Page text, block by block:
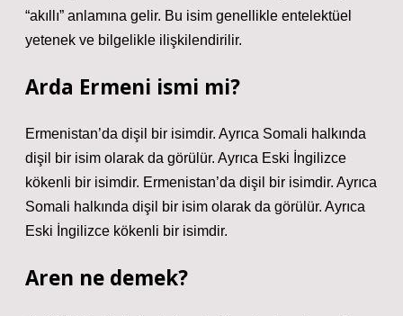
“akıllı” anlamına gelir. Bu isim genellikle entelektüel
yetenek ve bilgelikle ilişkilendirilir.
Arda Ermeni ismi mi?
Ermenistan’da dişil bir isimdir. Ayrıca Somali halkında
dişil bir isim olarak da görülür. Ayrıca Eski İngilizce
kökenli bir isimdir. Ermenistan’da dişil bir isimdir. Ayrıca
Somali halkında dişil bir isim olarak da görülür. Ayrıca
Eski İngilizce kökenli bir isimdir.
Aren ne demek?